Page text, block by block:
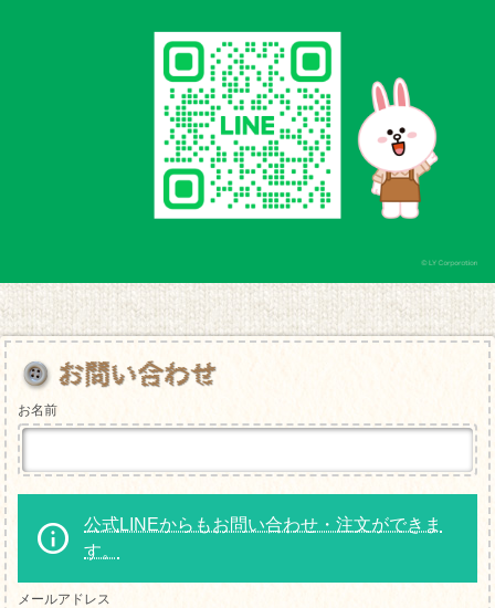
お名前
公式LINEからもお問い合わせ・注文ができま
す。
メールアドレス